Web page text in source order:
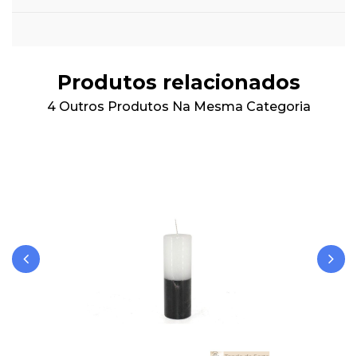
Produtos relacionados
4 Outros Produtos Na Mesma Categoria